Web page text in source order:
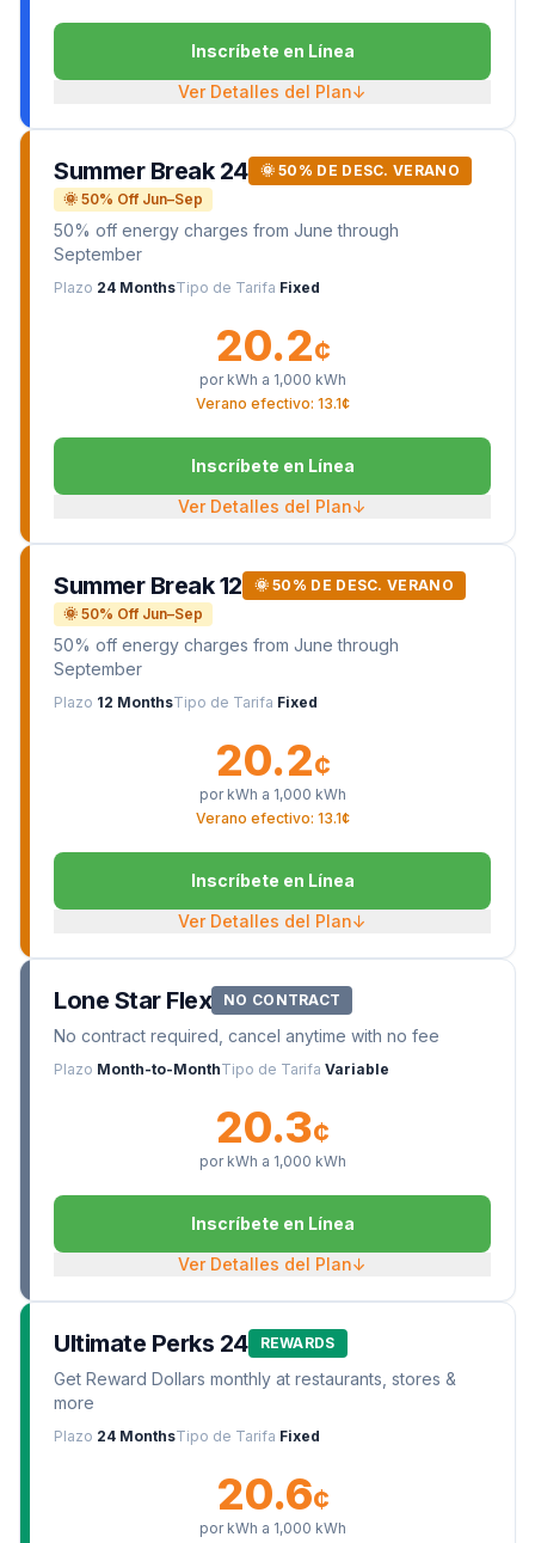
Inscríbete en Línea
Ver Detalles del Plan↓
Summer Break 24
🌞 50% DE DESC. VERANO
🌞 50% Off Jun–Sep
50% off energy charges from June through
September
Plazo 24 MonthsTipo de Tarifa Fixed
20.2¢
por kWh a 1,000 kWh
Verano efectivo: 13.1¢
Inscríbete en Línea
Ver Detalles del Plan↓
Summer Break 12
🌞 50% DE DESC. VERANO
🌞 50% Off Jun–Sep
50% off energy charges from June through
September
Plazo 12 MonthsTipo de Tarifa Fixed
20.2¢
por kWh a 1,000 kWh
Verano efectivo: 13.1¢
Inscríbete en Línea
Ver Detalles del Plan↓
Lone Star Flex NO CONTRACT
No contract required, cancel anytime with no fee
Plazo Month-to-MonthTipo de Tarifa Variable
20.3¢
por kWh a 1,000 kWh
Inscríbete en Línea
Ver Detalles del Plan↓
Ultimate Perks 24 REWARDS
Get Reward Dollars monthly at restaurants, stores &
more
Plazo 24 MonthsTipo de Tarifa Fixed
20.6¢
por kWh a 1,000 kWh